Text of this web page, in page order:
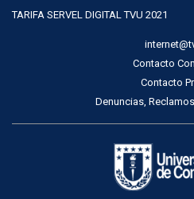
TARIFA SERVEL DIGITAL TVU 2021
Contacto
Contacto
Denuncias,